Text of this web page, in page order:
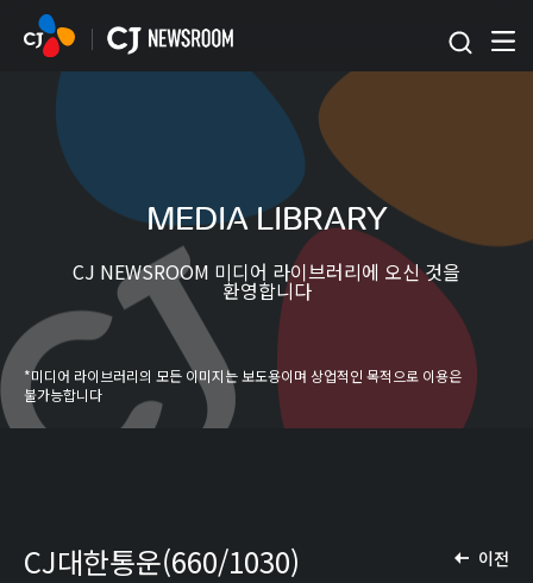
본문 바로가기
MEDIA LIBRARY
CJ NEWSROOM 미디어 라이브러리에 오신 것을
환영합니다
*미디어 라이브러리의 모든 이미지는 보도용이며 상업적인 목적으로 이용은
불가능합니다
이전
CJ대한통운(660/1030)